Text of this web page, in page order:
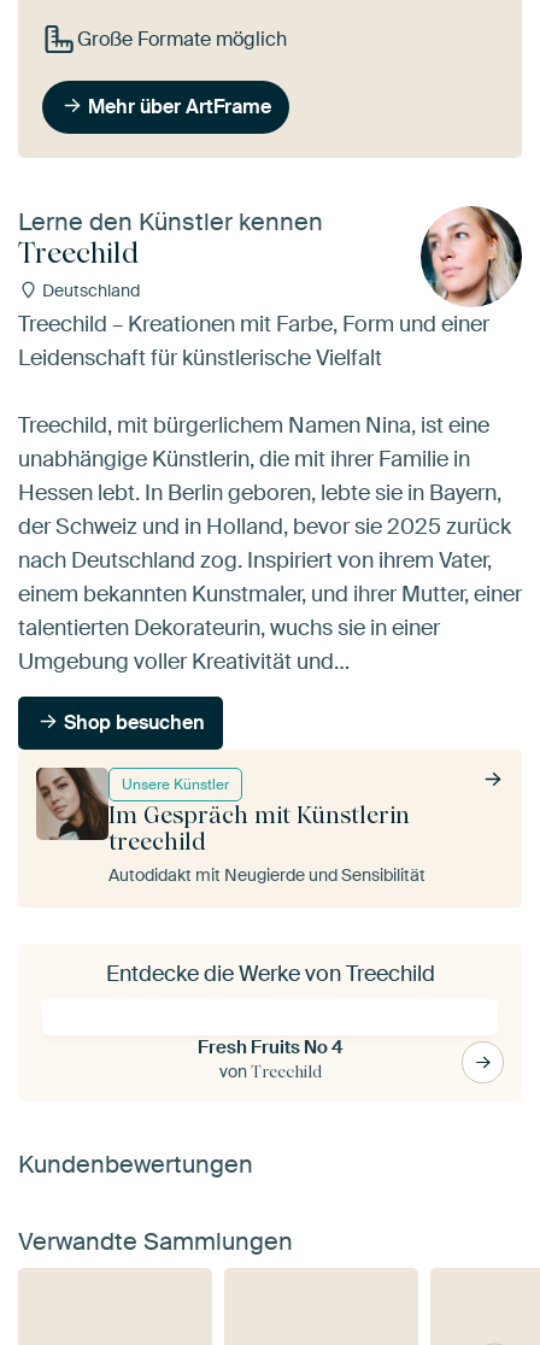
Große Formate möglich
Mehr über ArtFrame
Lerne den Künstler kennen
Treechild
Deutschland
Unsere Künstler
Im Gespräch mit Künstlerin
treechild
Autodidakt mit Neugierde und Sensibilität
Treechild – Kreationen mit Farbe, Form und einer
Leidenschaft für künstlerische Vielfalt
Treechild, mit bürgerlichem Namen Nina, ist eine
unabhängige Künstlerin, die mit ihrer Familie in
Hessen lebt. In Berlin geboren, lebte sie in Bayern,
der Schweiz und in Holland, bevor sie 2025 zurück
nach Deutschland zog. Inspiriert von ihrem Vater,
einem bekannten Kunstmaler, und ihrer Mutter, einer
talentierten Dekorateurin, wuchs sie in einer
Umgebung voller Kreativität und…
Shop besuchen
Entdecke die Werke von Treechild
Fresh Fruits No 4
vonTreechild
Kundenbewertungen
Verwandte Sammlungen